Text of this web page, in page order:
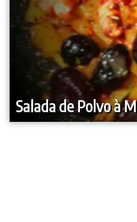
Salada de Polvo à